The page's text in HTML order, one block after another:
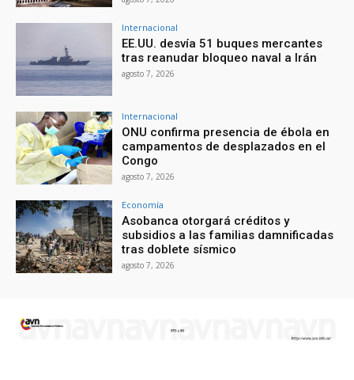
Internacional
EE.UU. desvía 51 buques mercantes
tras reanudar bloqueo naval a Irán
agosto 7, 2026
Internacional
ONU confirma presencia de ébola en
campamentos de desplazados en el
Congo
agosto 7, 2026
Economía
Asobanca otorgará créditos y
subsidios a las familias damnificadas
tras doblete sísmico
agosto 7, 2026